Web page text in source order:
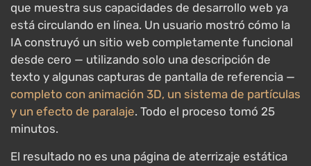
que muestra sus capacidades de desarrollo web ya
está circulando en línea. Un usuario mostró cómo la
IA construyó un sitio web completamente funcional
desde cero — utilizando solo una descripción de
texto y algunas capturas de pantalla de referencia —
completo con animación 3D, un sistema de partículas
y un efecto de paralaje. Todo el proceso tomó 25
minutos.
El resultado no es una página de aterrizaje estática